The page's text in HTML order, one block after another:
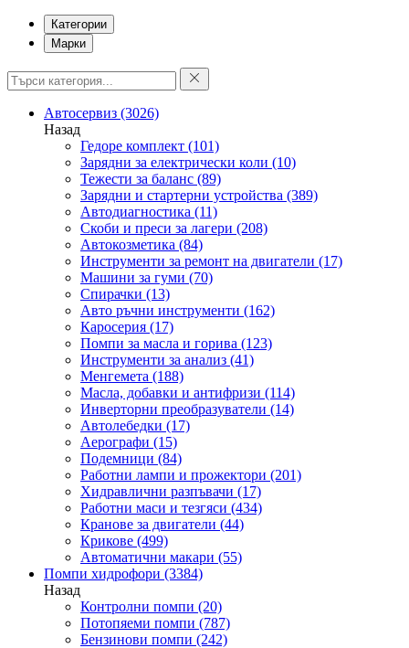
Категории
Марки
Автосервиз (3026)
Назад
Гедоре комплект (101)
Зарядни за електрически коли (10)
Тежести за баланс (89)
Зарядни и стартерни устройства (389)
Автодиагностика (11)
Скоби и преси за лагери (208)
Автокозметика (84)
Инструменти за ремонт на двигатели (17)
Машини за гуми (70)
Спирачки (13)
Авто ръчни инструменти (162)
Каросерия (17)
Помпи за масла и горива (123)
Инструменти за анализ (41)
Менгемета (188)
Масла, добавки и антифризи (114)
Инверторни преобразуватели (14)
Автолебедки (17)
Аерографи (15)
Подемници (84)
Работни лампи и прожектори (201)
Хидравлични разпъвачи (17)
Работни маси и тезгяси (434)
Кранове за двигатели (44)
Крикове (499)
Автоматични макари (55)
Помпи хидрофори (3384)
Назад
Контролни помпи (20)
Потопяеми помпи (787)
Бензинови помпи (242)